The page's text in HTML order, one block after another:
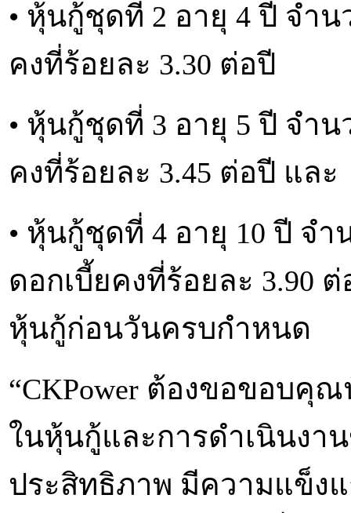
• หุ้นกู้ชุดที่ 2 อายุ 4 ปี จำ
คงที่ร้อยละ 3.30 ต่อปี
• หุ้นกู้ชุดที่ 3 อายุ 5 ปี จำ
คงที่ร้อยละ 3.45 ต่อปี และ
• หุ้นกู้ชุดที่ 4 อายุ 10 ปี จ
ดอกเบี้ยคงที่ร้อยละ 3.90
หุ้นกู้ก่อนวันครบกำหนด
“CKPower ต้องขอขอบคุ
ในหุ้นกู้และการดำเนินงา
ประสิทธิภาพ มีความแข็ง